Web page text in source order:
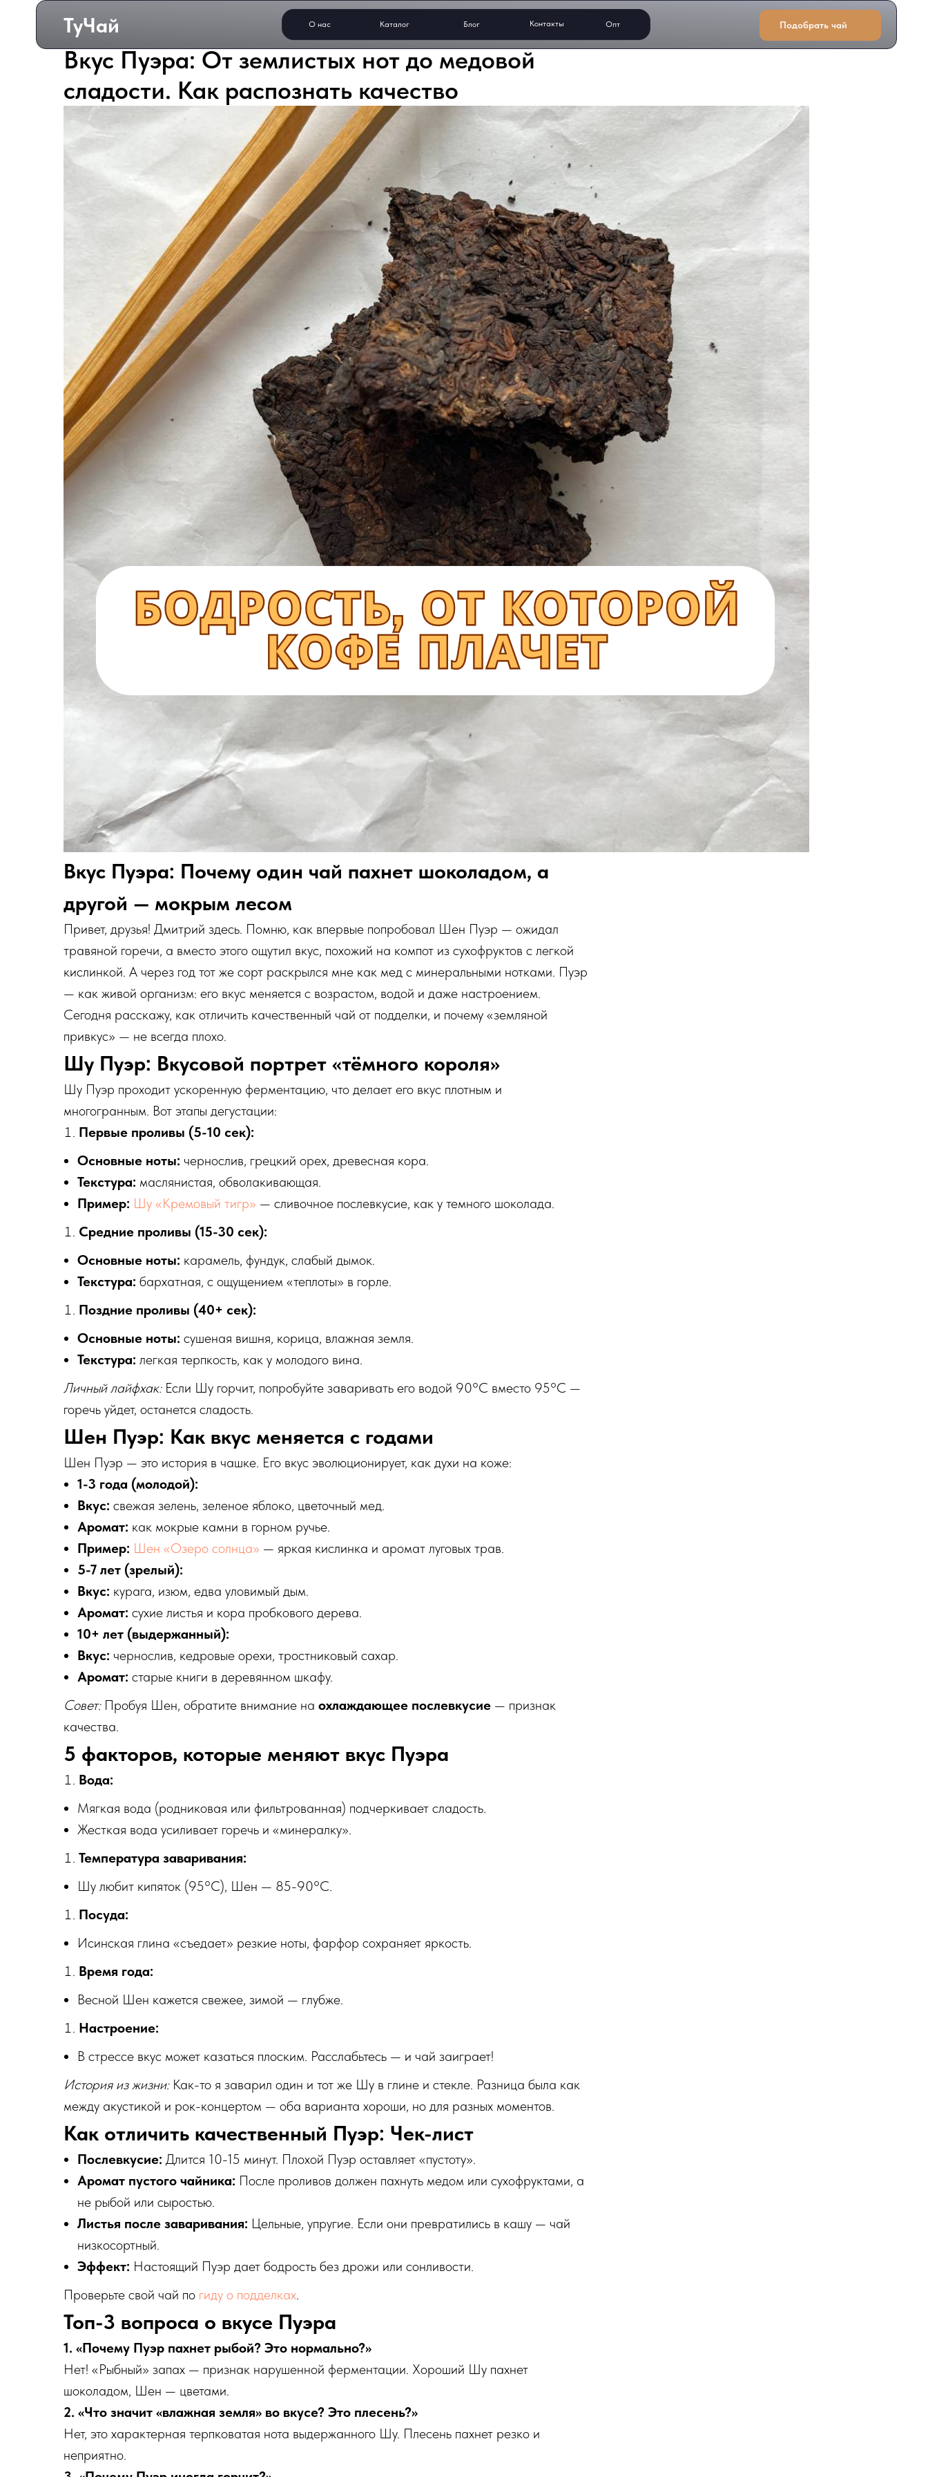
ТуЧай Подобрать чай
О нас Каталог Блог Контакты Опт
Вкус Пуэра: От землистых нот до медовой
сладости. Как распознать качество
Вкус Пуэра: Почему один чай пахнет шоколадом, а
другой — мокрым лесом
Привет, друзья! Дмитрий здесь. Помню, как впервые попробовал Шен Пуэр — ожидал
травяной горечи, а вместо этого ощутил вкус, похожий на компот из сухофруктов с легкой
кислинкой. А через год тот же сорт раскрылся мне как мед с минеральными нотками. Пуэр
— как живой организм: его вкус меняется с возрастом, водой и даже настроением.
Сегодня расскажу, как отличить качественный чай от подделки, и почему «земляной
привкус» — не всегда плохо.
Шу Пуэр: Вкусовой портрет «тёмного короля»
Шу Пуэр проходит ускоренную ферментацию, что делает его вкус плотным и
многогранным. Вот этапы дегустации:
Первые проливы (5-10 сек):
Основные ноты: чернослив, грецкий орех, древесная кора.
Текстура: маслянистая, обволакивающая.
Пример: Шу «Кремовый тигр» — сливочное послевкусие, как у темного шоколада.
Средние проливы (15-30 сек):
Основные ноты: карамель, фундук, слабый дымок.
Текстура: бархатная, с ощущением «теплоты» в горле.
Поздние проливы (40+ сек):
Основные ноты: сушеная вишня, корица, влажная земля.
Текстура: легкая терпкость, как у молодого вина.
Личный лайфхак:Если Шу горчит, попробуйте заваривать его водой 90°C вместо 95°C —
горечь уйдет, останется сладость.
Шен Пуэр: Как вкус меняется с годами
Шен Пуэр — это история в чашке. Его вкус эволюционирует, как духи на коже:
1-3 года (молодой):
Вкус: свежая зелень, зеленое яблоко, цветочный мед.
Аромат: как мокрые камни в горном ручье.
Пример: Шен «Озеро солнца» — яркая кислинка и аромат луговых трав.
5-7 лет (зрелый):
Вкус: курага, изюм, едва уловимый дым.
Аромат: сухие листья и кора пробкового дерева.
10+ лет (выдержанный):
Вкус: чернослив, кедровые орехи, тростниковый сахар.
Аромат: старые книги в деревянном шкафу.
Совет:Пробуя Шен, обратите внимание на охлаждающее послевкусие — признак
качества.
5 факторов, которые меняют вкус Пуэра
Вода:
Мягкая вода (родниковая или фильтрованная) подчеркивает сладость.
Жесткая вода усиливает горечь и «минералку».
Температура заваривания:
Шу любит кипяток (95°C), Шен — 85-90°C.
Посуда:
Исинская глина «съедает» резкие ноты, фарфор сохраняет яркость.
Время года:
Весной Шен кажется свежее, зимой — глубже.
Настроение:
В стрессе вкус может казаться плоским. Расслабьтесь — и чай заиграет!
История из жизни:Как-то я заварил один и тот же Шу в глине и стекле. Разница была как
между акустикой и рок-концертом — оба варианта хороши, но для разных моментов.
Как отличить качественный Пуэр: Чек-лист
Послевкусие: Длится 10-15 минут. Плохой Пуэр оставляет «пустоту».
Аромат пустого чайника: После проливов должен пахнуть медом или сухофруктами, а
не рыбой или сыростью.
Листья после заваривания: Цельные, упругие. Если они превратились в кашу — чай
низкосортный.
Эффект: Настоящий Пуэр дает бодрость без дрожи или сонливости.
Проверьте свой чай по гиду о подделках.
Топ-3 вопроса о вкусе Пуэра
1. «Почему Пуэр пахнет рыбой? Это нормально?»
Нет! «Рыбный» запах — признак нарушенной ферментации. Хороший Шу пахнет
шоколадом, Шен — цветами.
2. «Что значит «влажная земля» во вкусе? Это плесень?»
Нет, это характерная терпковатая нота выдержанного Шу. Плесень пахнет резко и
неприятно.